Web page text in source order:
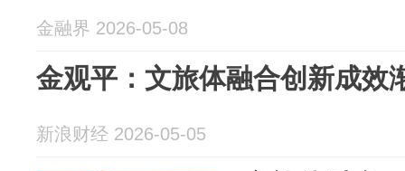
金融界 2026-05-08
金观平：文旅体融合创新成效
新浪财经 2026-05-05